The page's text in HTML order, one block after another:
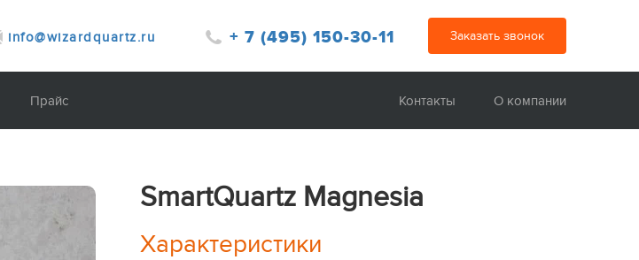
info@wizardquartz.ru + 7 (495) 150-30-11 Заказать звонок
Прайс О компании
Контакты
SmartQuartz Magnesia
Характеристики